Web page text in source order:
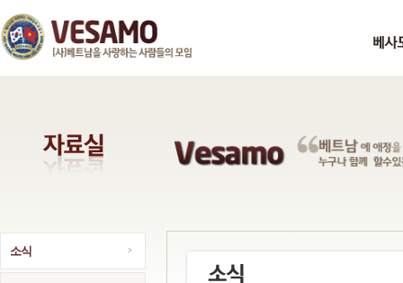
소식